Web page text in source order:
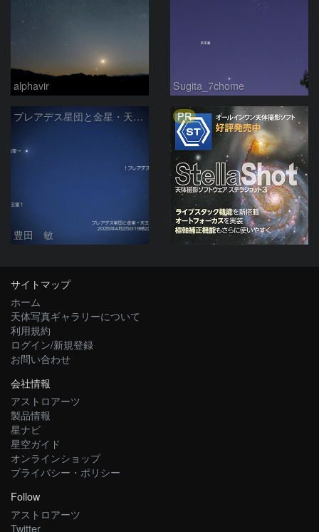
alphavir Sugita_7chome
プレアデス星団と金星・天王星の接近 2026/4/25
豊田 敏
PR
サイトマップ
ホーム
天体写真ギャラリーについて
利用規約
ログイン/新規登録
お問い合わせ
会社情報
アストロアーツ
製品情報
星ナビ
星空ガイド
オンラインショップ
プライバシー・ポリシー
Follow
アストロアーツ
Twitter